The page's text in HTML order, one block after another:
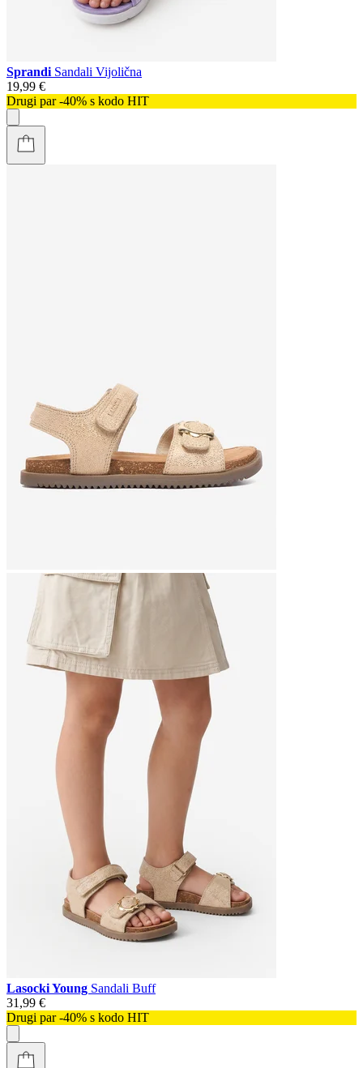
Sprandi Sandali Vijolična
19,99 €
Drugi par -40% s kodo HIT
Lasocki Young Sandali Buff
31,99 €
Drugi par -40% s kodo HIT